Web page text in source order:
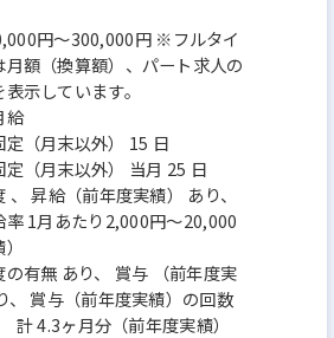
円～300,000円 ※フルタイ
月額（換算額）、パート求人の
示しています。
給
定（月末以外） 15 日
（月末以外） 当月 25 日
昇給（前年度実績） あり、
率 1月あたり2,000円～20,000
有無 あり、 賞与 （前年度実
、 賞与（前年度実績）の回数
4.3ヶ月分（前年度実績）